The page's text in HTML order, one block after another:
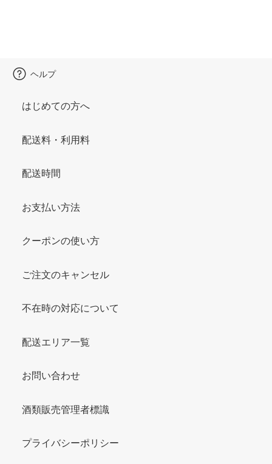
ヘルプ
はじめての方へ
配送料・利用料
配送時間
お支払い方法
クーポンの使い方
ご注文のキャンセル
不在時の対応について
配送エリア一覧
お問い合わせ
酒類販売管理者標識
プライバシーポリシー